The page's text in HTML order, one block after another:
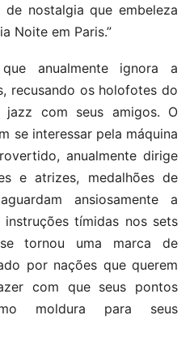
nostalgia que embeleza
Noite em Paris.”
anualmente ignora a
recusando os holofotes do
jazz com seus amigos. O
se interessar pela máquina
anualmente dirige
e atrizes, medalhões de
ansiosamente a
tímidas nos sets
tornou uma marca de
por nações que querem
com que seus pontos
moldura para seus